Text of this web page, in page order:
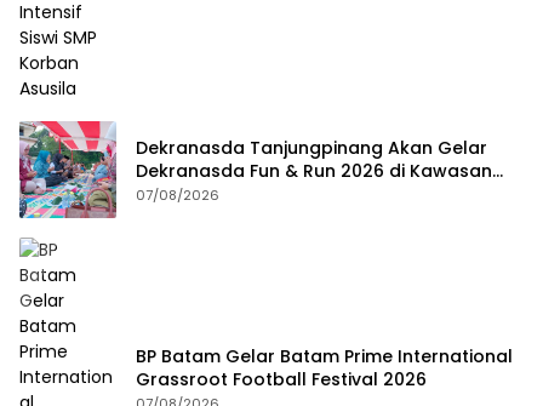
Dekranasda Tanjungpinang Akan Gelar
Dekranasda Fun & Run 2026 di Kawasan
Gedung Gonggong
07/08/2026
BP Batam Gelar Batam Prime International
Grassroot Football Festival 2026